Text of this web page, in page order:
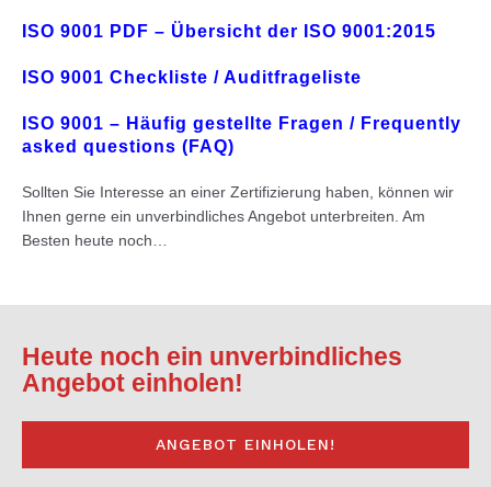
ISO 9001 PDF – Übersicht der ISO 9001:2015
ISO 9001 Checkliste / Auditfrageliste
ISO 9001 – Häufig gestellte Fragen / Frequently
asked questions (FAQ)
Sollten Sie Interesse an einer Zertifizierung haben, können wir
Ihnen gerne ein unverbindliches Angebot unterbreiten. Am
Besten heute noch…
Heute noch ein unverbindliches
Angebot einholen!
ANGEBOT EINHOLEN!